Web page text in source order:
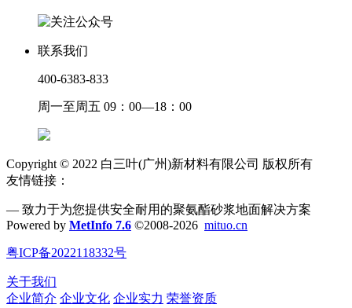
联系我们
400-6383-833
周一至周五 09：00—18：00
Copyright © 2022 白三叶(广州)新材料有限公司 版权所有
友情链接：
— 致力于为您提供安全耐用的聚氨酯砂浆地面解决方案
Powered by MetInfo 7.6 ©2008-2026 mituo.cn
粤ICP备2022118332号
关于我们
企业简介 企业文化 企业实力 荣誉资质